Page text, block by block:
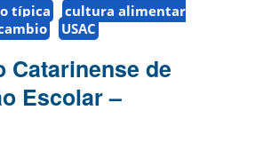
típica
cultura alimentar
USAC
Catarinense de
Escolar –